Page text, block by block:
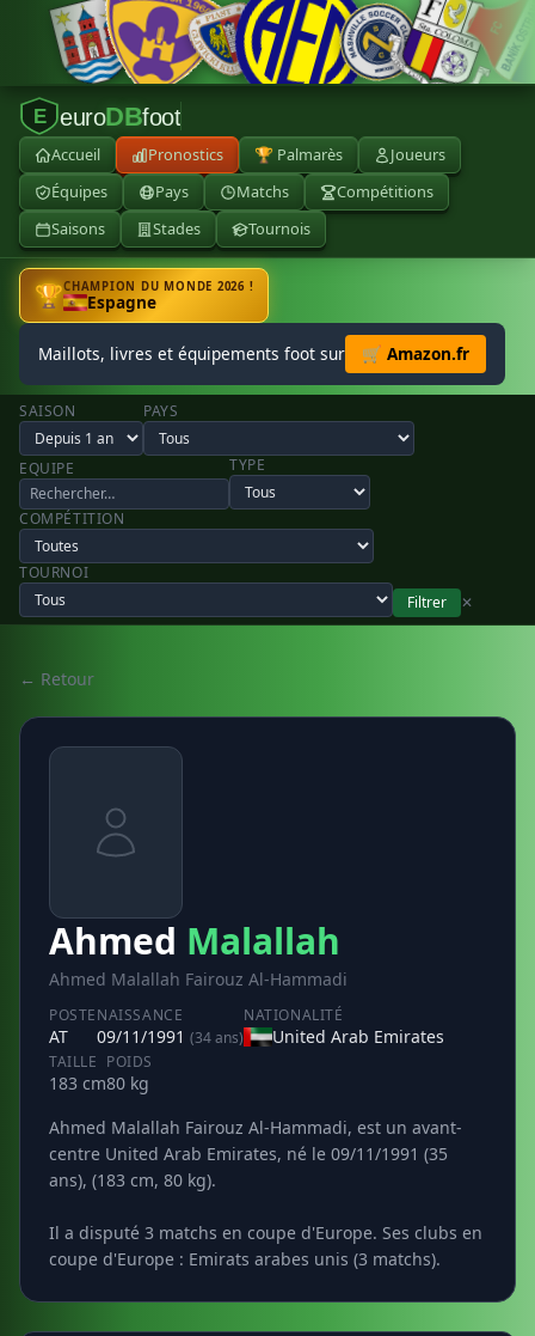
E euroDBfoot
Accueil Pronostics 🏆 Palmarès
Joueurs
Équipes
Pays Matchs
Compétitions
Saisons
Stades Tournois
🏆CHAMPION DU MONDE 2026 !
Espagne
Maillots, livres et équipements foot sur 🛒 Amazon.fr
SAISON PAYS
EQUIPE TYPE
COMPÉTITION
TOURNOI
Filtrer
✕
← Retour
Ahmed Malallah
Ahmed Malallah Fairouz Al-Hammadi
POSTE
AT
NAISSANCE
09/11/1991 (34 ans)
NATIONALITÉ
United Arab Emirates
TAILLE
183 cm
POIDS
80 kg
Ahmed Malallah Fairouz Al-Hammadi, est un avant-
centre United Arab Emirates, né le 09/11/1991 (35
ans), (183 cm, 80 kg).
Il a disputé 3 matchs en coupe d'Europe. Ses clubs en
coupe d'Europe : Emirats arabes unis (3 matchs).